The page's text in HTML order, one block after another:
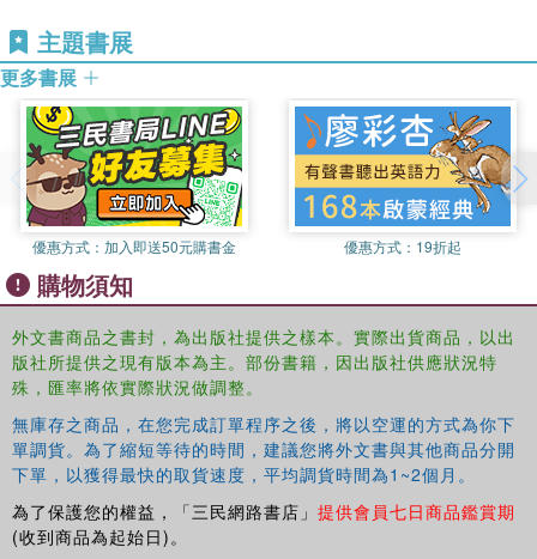
the effects of teachers’ attachment style on the formation and
maintenance of classroom and staffroom relationships
the importance of attachment processes in scaffolding teachers’
and students emotional responses to daily educational tasks
the degree of influence these factors have on teachers’ classroom
behaviour, particularly management of student behaviour.
Based on recent developments in adult attachment theory,
this book highlights the key aspects of teacher-student
relationships that teachers and teacher educators should
know. As such, it will be of great interest to educational
researchers, teacher educators, students and training
teachers.
主題書展
更多書展
優惠方式： 加入即送50元購書金 優惠方式： 19折起
購物須知
外文書商品之書封，為出版社提供之樣本。實際出貨商品，以出
版社所提供之現有版本為主。部份書籍，因出版社供應狀況特
殊，匯率將依實際狀況做調整。
無庫存之商品，在您完成訂單程序之後，將以空運的方式為你下
單調貨。為了縮短等待的時間，建議您將外文書與其他商品分開
下單，以獲得最快的取貨速度，平均調貨時間為1~2個月。
為了保護您的權益，「三民網路書店」 提供會員七日商品鑑賞期
(收到商品為起始日)。